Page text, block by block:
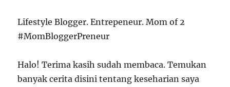
Lifestyle Blogger. Entrepeneur. Mom of 2
#MomBloggerPreneur
Halo! Terima kasih sudah membaca. Temukan
banyak cerita disini tentang keseharian saya